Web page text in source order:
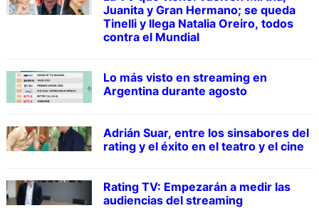
Juanita y Gran Hermano; se queda
Tinelli y llega Natalia Oreiro, todos
contra el Mundial
Lo más visto en streaming en
Argentina durante agosto
Adrián Suar, entre los sinsabores del
rating y el éxito en el teatro y el cine
Rating TV: Empezarán a medir las
audiencias del streaming